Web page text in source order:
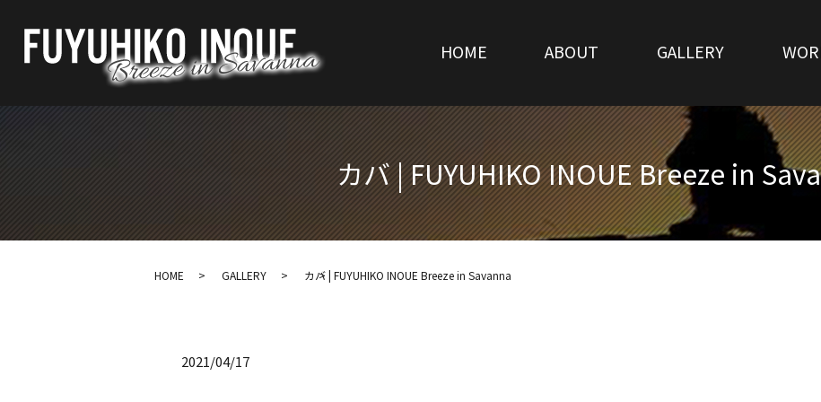
HOME ABOUT GALLERY
カバ | FUYUHIKO INOUE Breeze in
HOME GALLERY カバ | FUYUHIKO INOUE Breeze in Savanna
2021/04/17